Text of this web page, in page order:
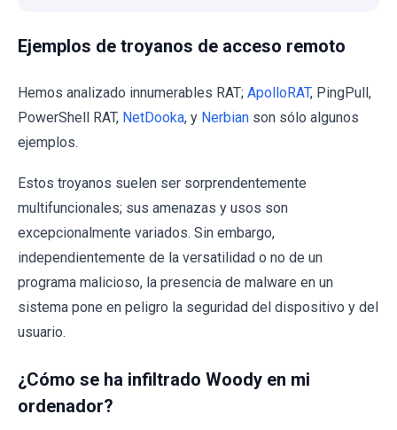
Ejemplos de troyanos de acceso remoto
Hemos analizado innumerables RAT; ApolloRAT, PingPull,
PowerShell RAT, NetDooka, y Nerbian son sólo algunos
ejemplos.
Estos troyanos suelen ser sorprendentemente
multifuncionales; sus amenazas y usos son
excepcionalmente variados. Sin embargo,
independientemente de la versatilidad o no de un
programa malicioso, la presencia de malware en un
sistema pone en peligro la seguridad del dispositivo y del
usuario.
¿Cómo se ha infiltrado Woody en mi
ordenador?